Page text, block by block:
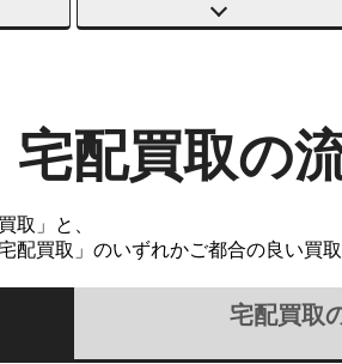
宅配買取の
取」と、
配買取」のいずれかご都合の良い買
宅配買取